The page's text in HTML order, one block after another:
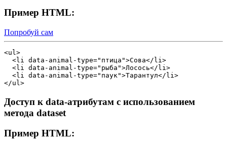
Пример HTML:
Попробуй сам
<ul>
  <li data-animal-type="птица">Сова</li>
  <li data-animal-type="рыба">Лосось</li>
  <li data-animal-type="паук">Тарантул</li>
Доступ к data-атрибутам с использованием
метода dataset
Пример HTML: